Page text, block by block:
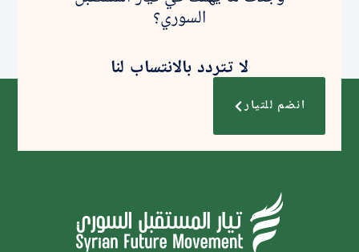
السوري؟
لا تتردد بالانتساب لنا
انضم للتيار